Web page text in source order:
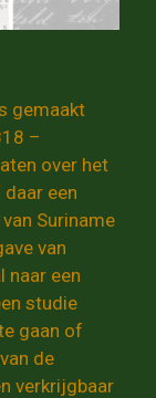
gemaakt
–
over het
een
Suriname
van
naar een
studie
gaan of
de
verkrijgbaar